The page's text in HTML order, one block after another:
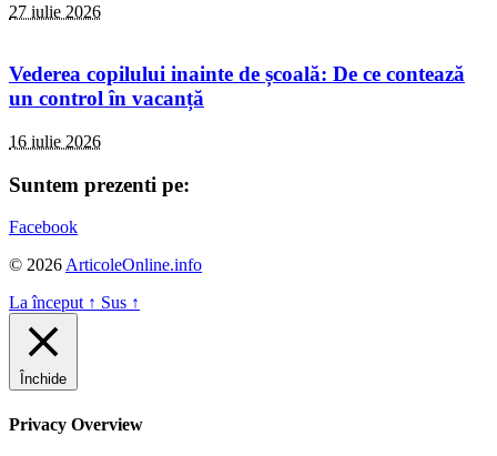
27 iulie 2026
Vederea copilului inainte de școală: De ce contează
un control în vacanță
16 iulie 2026
Suntem prezenti pe:
Facebook
© 2026 ArticoleOnline.info
La început ↑ Sus ↑
Închide
Privacy Overview